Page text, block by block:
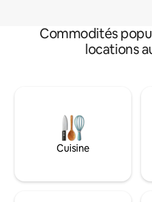
Commodités
locations
Cuisine